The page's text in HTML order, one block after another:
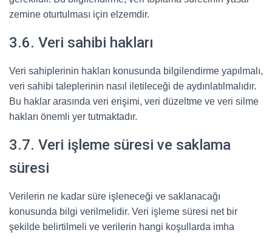
zemine oturtulması için elzemdir.
3.6. Veri sahibi hakları
Veri sahiplerinin hakları konusunda bilgilendirme yapılmalı,
veri sahibi taleplerinin nasıl iletileceği de aydınlatılmalıdır.
Bu haklar arasında veri erişimi, veri düzeltme ve veri silme
hakları önemli yer tutmaktadır.
3.7. Veri işleme süresi ve saklama
süresi
Verilerin ne kadar süre işleneceği ve saklanacağı
konusunda bilgi verilmelidir. Veri işleme süresi net bir
şekilde belirtilmeli ve verilerin hangi koşullarda imha